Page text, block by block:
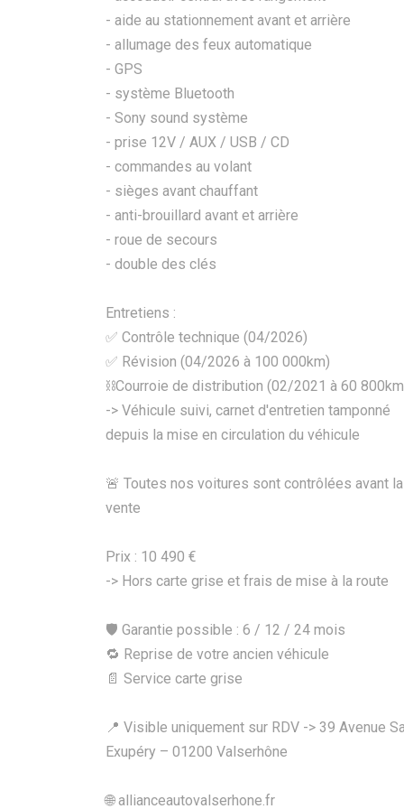
- aide au stationnement avant et arrière
- allumage des feux automatique
- GPS
- système Bluetooth
- Sony sound système
- prise 12V / AUX / USB / CD
- commandes au volant
- sièges avant chauffant
- anti-brouillard avant et arrière
- roue de secours
- double des clés
Entretiens :
✅ Contrôle technique (04/2026)
✅ Révision (04/2026 à 100 000km)
⛓️Courroie de distribution (02/2021 à 60
-> Véhicule suivi, carnet d'entretien tamponné
depuis la mise en circulation du véhicule
🚨 Toutes nos voitures sont contrôlées avant la
vente
Prix : 10 490 €
-> Hors carte grise et frais de mise à la route
🛡️ Garantie possible : 6 / 12 / 24 mois
🔁 Reprise de votre ancien véhicule
📄 Service carte grise
📍 Visible uniquement sur RDV -> 39 Avenue
Exupéry – 01200 Valserhône
🌐 allianceautovalserhone.fr